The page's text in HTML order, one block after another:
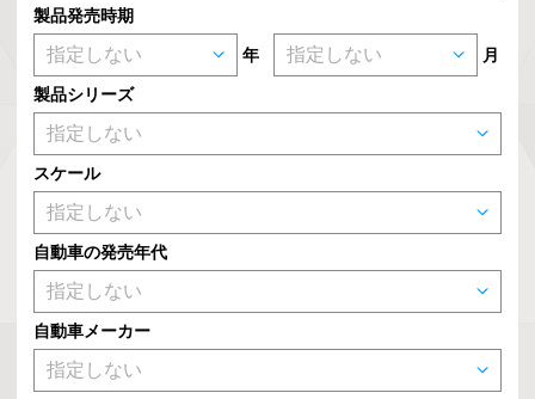
製品発売時期
年 月
製品シリーズ
スケール
自動車の発売年代
自動車メーカー